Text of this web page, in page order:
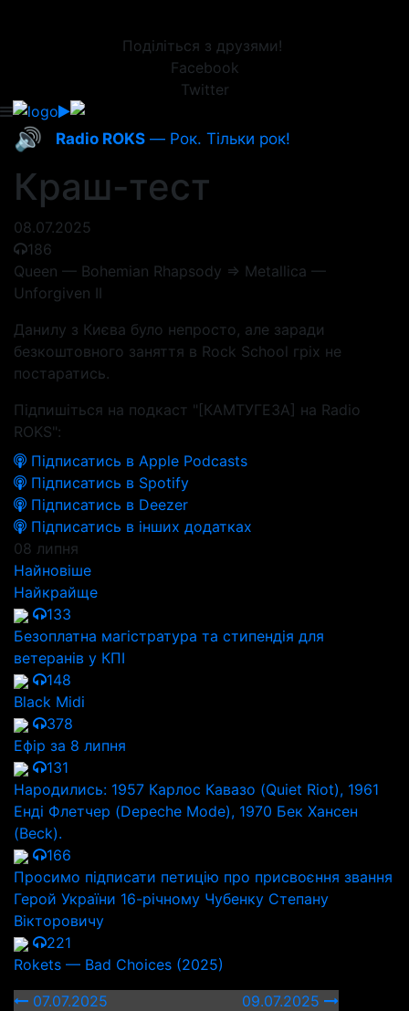
Поділіться з друзями!
Facebook
Twitter
🔊 Radio ROKS — Рок. Тільки рок!
Краш-тест
08.07.2025
186
Queen — Bohemian Rhapsody => Metallica —
Unforgiven II
Данилу з Києва було непросто, але заради
безкоштовного заняття в Rock School гріх не
постаратись.
Підпишіться на подкаст "[КАМТУГЕЗА] на Radio
ROKS":
Підписатись в Apple Podcasts
Підписатись в Spotify
Підписатись в Deezer
Підписатись в інших додатках
08 липня
Найновіше
Найкрайще
133
Безоплатна магістратура та стипендія для
ветеранів у КПІ
148
Black Midi
378
Ефір за 8 липня
131
Народились: 1957 Карлос Кавазо (Quiet Riot), 1961
Енді Флетчер (Depeche Mode), 1970 Бек Хансен
(Beck).
166
Просимо підписати петицію про присвоєння звання
Герой України 16-річному Чубенку Степану
Вікторовичу
221
Rokets — Bad Choices (2025)
07.07.2025
09.07.2025